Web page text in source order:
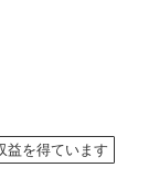
益を得ています